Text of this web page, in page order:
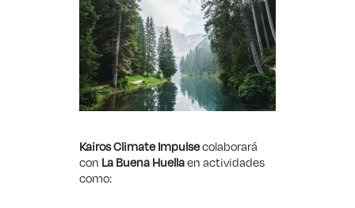
Kairos Climate Impulsecolaborará
con La Buena Huellaen actividades
como: